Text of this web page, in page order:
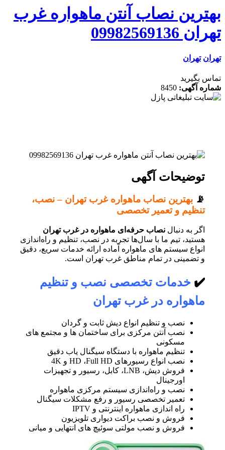
نصاب آنتن ماهواره غرب
تهران
بگیرید
آگهی:8450
توضیحات آگهی
بهترین نصاب ماهواره غرب تهران – نصب،
تنظیم و تعمیر تخصصی
اگر به دنبالنصاب حرفه‌ای ماهواره در غرب تهران
هستید، تیم ما با سال‌ها تجربه در نصب، تنظیم و راه‌اندازی
انواع سیستم های ماهواره آماده ارائه خدمات سریع، دقیق
و تضمینی در تمام مناطق غرب تهران است.
خدمات تخصصی نصب و تنظیم
ماهواره در غرب تهران
نصب و تنظیم انواع دیش ثابت و گردان
نصب آنتن مرکزی برای ساختمان ها و مجتمع های
مسکونی
تنظیم ماهواره با دستگاه‌ سیگنال یاب دقیق
نصب انواع رسیورهای HD ،Full HD و 4K
فروش دیش، LNB، کابل، رسیور و تجهیزات
اورجینال
نصب و راه‌اندازی سیستم مرکزی ماهواره
تعمیر تخصصی رسیور و رفع مشکلات سیگنال
راه اندازی ماهواره اینترنتی و IPTV
فروش و نصب براکت دیواری تلویزیون
فروش و نصب مولتی سوئیچ های انتهایی و میانی